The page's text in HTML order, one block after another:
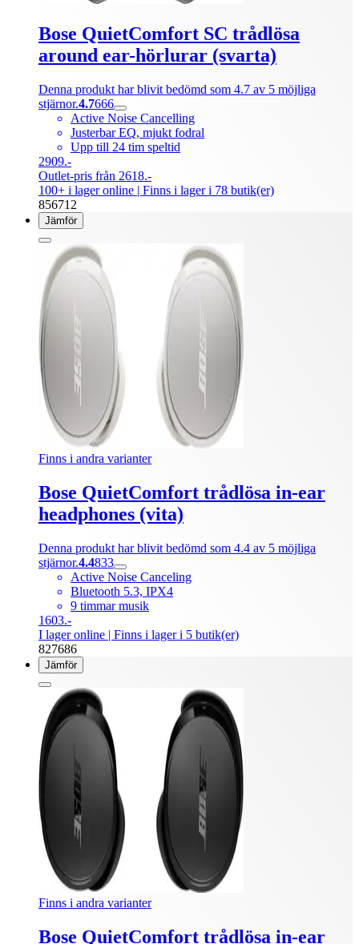
Bose QuietComfort SC trådlösa
around ear-hörlurar (svarta)
Denna produkt har blivit bedömd som 4.7 av 5 möjliga
stjärnor.4.7666
Active Noise Cancelling
Justerbar EQ, mjukt fodral
Upp till 24 tim speltid
2909.-
Outlet-pris från 2618.-
100+ i lager online | Finns i lager i 78 butik(er)
856712
Jämför
Finns i andra varianter
Bose QuietComfort trådlösa in-ear
headphones (vita)
Denna produkt har blivit bedömd som 4.4 av 5 möjliga
stjärnor.4.4833
Active Noise Canceling
Bluetooth 5.3, IPX4
9 timmar musik
1603.-
I lager online | Finns i lager i 5 butik(er)
827686
Jämför
Finns i andra varianter
Bose QuietComfort trådlösa in-ear